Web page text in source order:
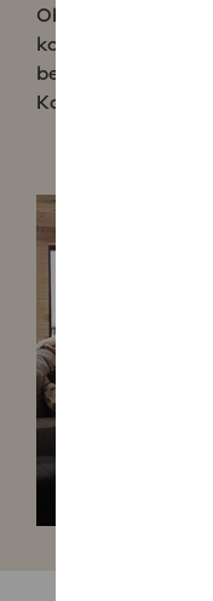
Ob Front- oder
kommt augrund
besonders schön
Kaminfeuer